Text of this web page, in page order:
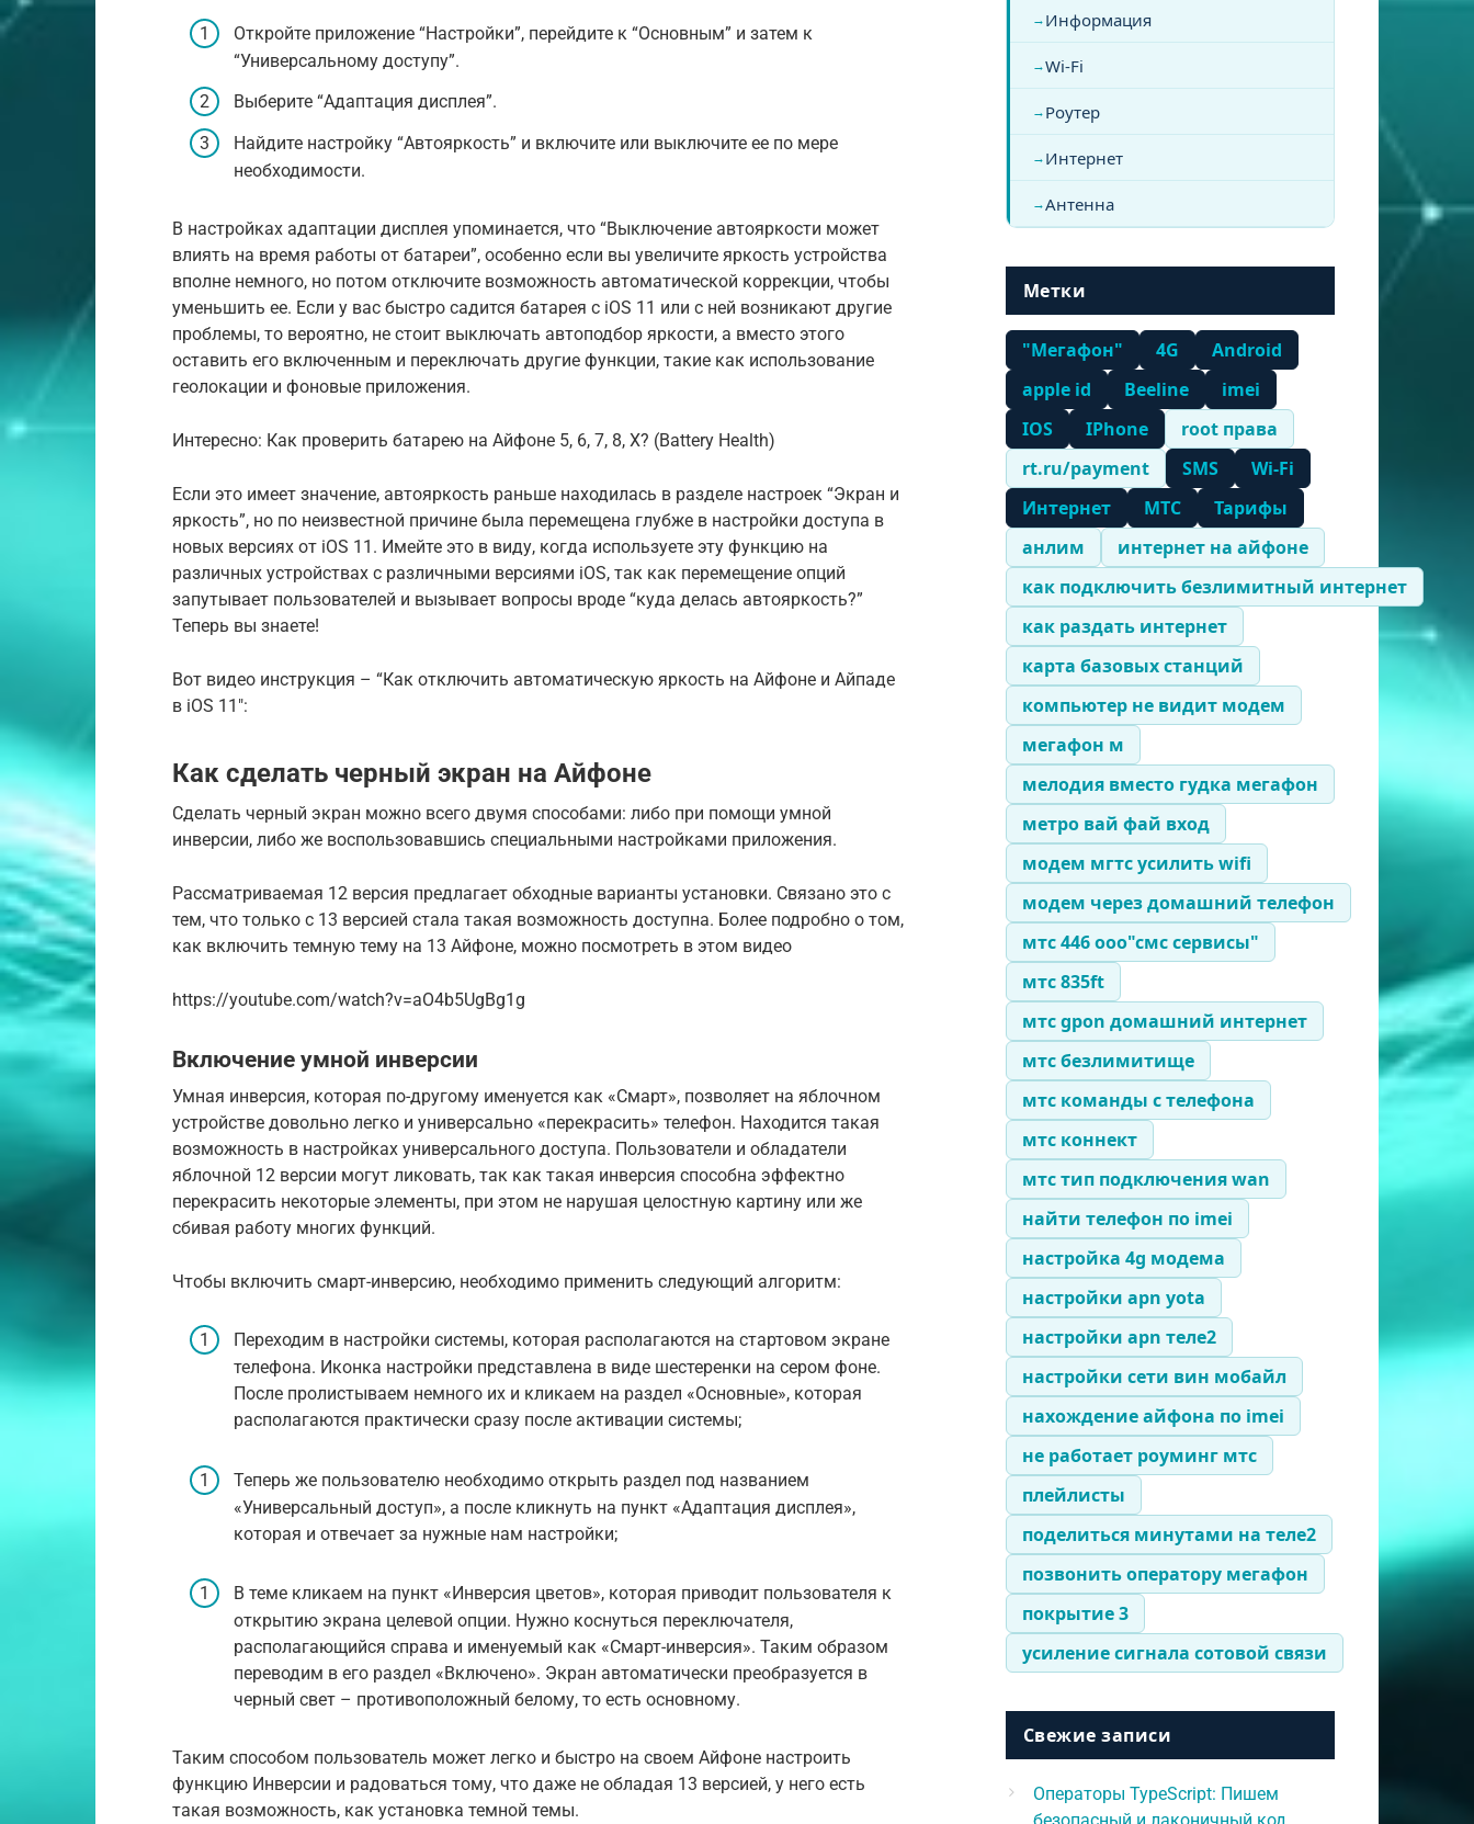
Откройте приложение “Настройки”, перейдите к “Основным” и затем к
“Универсальному доступу”.
Выберите “Адаптация дисплея”.
Найдите настройку “Автояркость” и включите или выключите ее по мере
необходимости.
В настройках адаптации дисплея упоминается, что “Выключение автояркости может
влиять на время работы от батареи”, особенно если вы увеличите яркость устройства
вполне немного, но потом отключите возможность автоматической коррекции, чтобы
уменьшить ее. Если у вас быстро садится батарея с iOS 11 или с ней возникают другие
проблемы, то вероятно, не стоит выключать автоподбор яркости, а вместо этого
оставить его включенным и переключать другие функции, такие как использование
геолокации и фоновые приложения.
Интересно: Как проверить батарею на Айфоне 5, 6, 7, 8, X? (Battery Health)
Если это имеет значение, автояркость раньше находилась в разделе настроек “Экран и
яркость”, но по неизвестной причине была перемещена глубже в настройки доступа в
новых версиях от iOS 11. Имейте это в виду, когда используете эту функцию на
различных устройствах с различными версиями iOS, так как перемещение опций
запутывает пользователей и вызывает вопросы вроде “куда делась автояркость?”
Теперь вы знаете!
Вот видео инструкция – “Как отключить автоматическую яркость на Айфоне и Айпаде
в iOS 11″:
Как сделать черный экран на Айфоне
Сделать черный экран можно всего двумя способами: либо при помощи умной
инверсии, либо же воспользовавшись специальными настройками приложения.
Рассматриваемая 12 версия предлагает обходные варианты установки. Связано это с
тем, что только с 13 версией стала такая возможность доступна. Более подробно о том,
как включить темную тему на 13 Айфоне, можно посмотреть в этом видео
https://youtube.com/watch?v=aO4b5UgBg1g
Включение умной инверсии
Умная инверсия, которая по-другому именуется как «Смарт», позволяет на яблочном
устройстве довольно легко и универсально «перекрасить» телефон. Находится такая
возможность в настройках универсального доступа. Пользователи и обладатели
яблочной 12 версии могут ликовать, так как такая инверсия способна эффектно
перекрасить некоторые элементы, при этом не нарушая целостную картину или же
сбивая работу многих функций.
Чтобы включить смарт-инверсию, необходимо применить следующий алгоритм:
Переходим в настройки системы, которая располагаются на стартовом экране
телефона. Иконка настройки представлена в виде шестеренки на сером фоне.
После пролистываем немного их и кликаем на раздел «Основные», которая
располагаются практически сразу после активации системы;
Теперь же пользователю необходимо открыть раздел под названием
«Универсальный доступ», а после кликнуть на пункт «Адаптация дисплея»,
которая и отвечает за нужные нам настройки;
В теме кликаем на пункт «Инверсия цветов», которая приводит пользователя к
открытию экрана целевой опции. Нужно коснуться переключателя,
располагающийся справа и именуемый как «Смарт-инверсия». Таким образом
переводим в его раздел «Включено». Экран автоматически преобразуется в
черный свет – противоположный белому, то есть основному.
Таким способом пользователь может легко и быстро на своем Айфоне настроить
функцию Инверсии и радоваться тому, что даже не обладая 13 версией, у него есть
такая возможность, как установка темной темы.
Информация
Wi-Fi
Роутер
Интернет
Антенна
Метки
"Мегафон" 4G
Android
apple id
Beeline
imei
IOS
IPhone
root права
rt.ru/payment
SMS
Wi-Fi
Интернет
МТС
Тарифы
анлим
интернет на айфоне
как подключить безлимитный интернет
как раздать интернет
карта базовых станций
компьютер не видит модем
мегафон м
мелодия вместо гудка мегафон
метро вай фай вход
модем мгтс усилить wifi
модем через домашний телефон
мтс 446 ооо"смс сервисы"
мтс 835ft
мтс gpon домашний интернет
мтс безлимитище
мтс команды с телефона
мтс коннект
мтс тип подключения wan
найти телефон по imei
настройка 4g модема
настройки apn yota
настройки apn теле2
настройки сети вин мобайл
нахождение айфона по imei
не работает роуминг мтс
плейлисты
поделиться минутами на теле2
позвонить оператору мегафон
покрытие 3
усиление сигнала сотовой связи
Свежие записи
Операторы TypeScript: Пишем